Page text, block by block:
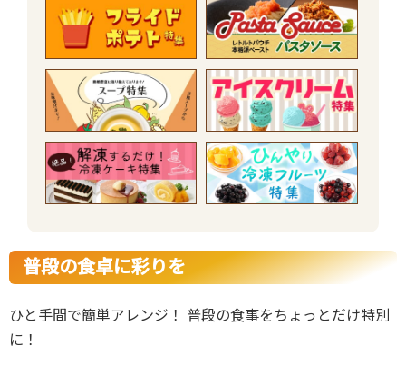
普段の食卓に彩りを
ひと手間で簡単アレンジ！ 普段の食事をちょっとだけ特別
に！